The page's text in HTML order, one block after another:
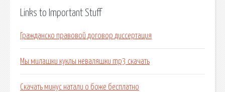
Links to Important Stuff
Гражданско правовой договор диссертация
Мы милашки куклы неваляшки mp3 скачать
Скачать минус натали о боже бесплатно